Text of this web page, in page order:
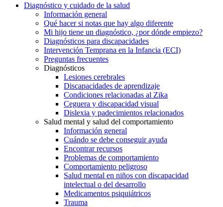
Diagnóstico y cuidado de la salud
Información general
Qué hacer si notas que hay algo diferente
Mi hijo tiene un diagnóstico, ¿por dónde empiezo?
Diagnósticos para discapacidades
Intervención Temprana en la Infancia (ECI)
Preguntas frecuentes
Diagnósticos
Lesiones cerebrales
Discapacidades de aprendizaje
Condiciones relacionadas al Zika
Ceguera y discapacidad visual
Dislexia y padecimientos relacionados
Salud mental y salud del comportamiento
Información general
Cuándo se debe conseguir ayuda
Encontrar recursos
Problemas de comportamiento
Comportamiento peligroso
Salud mental en niños con discapacidad
intelectual o del desarrollo
Medicamentos psiquiátricos
Trauma